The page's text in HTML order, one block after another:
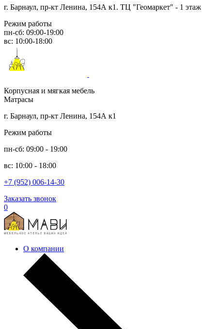
г. Барнаул, пр-кт Ленина, 154А к1. ТЦ "Геомаркет" - 1 этаж
Режим работы
пн-сб: 09:00-19:00
вс: 10:00-18:00
Корпусная и мягкая мебель
Матрасы
г. Барнаул, пр-кт Ленина, 154А к1
Режим работы
пн-сб: 09:00 - 19:00
вс: 10:00 - 18:00
+7 (952) 006-14-30
Заказать звонок
0
О компании